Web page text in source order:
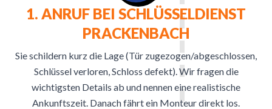
1. ANRUF BEI SCHLÜSSELDIENST
PRACKENBACH
Sie schildern kurz die Lage (Tür zugezogen/abgeschlossen,
Schlüssel verloren, Schloss defekt). Wir fragen die
wichtigsten Details ab und nennen eine realistische
Ankunftszeit. Danach fährt ein Monteur direkt los.